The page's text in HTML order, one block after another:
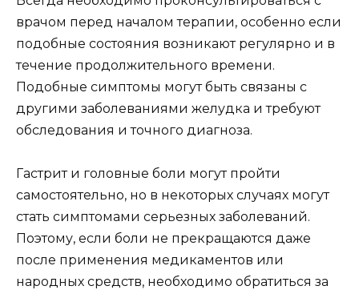
врачом перед началом терапии, особенно если
подобные состояния возникают регулярно и в
течение продолжительного времени.
Подобные симптомы могут быть связаны с
другими заболеваниями желудка и требуют
обследования и точного диагноза.
Гастрит и головные боли могут пройти
самостоятельно, но в некоторых случаях могут
стать симптомами серьезных заболеваний.
Поэтому, если боли не прекращаются даже
после применения медикаментов или
народных средств, необходимо обратиться за